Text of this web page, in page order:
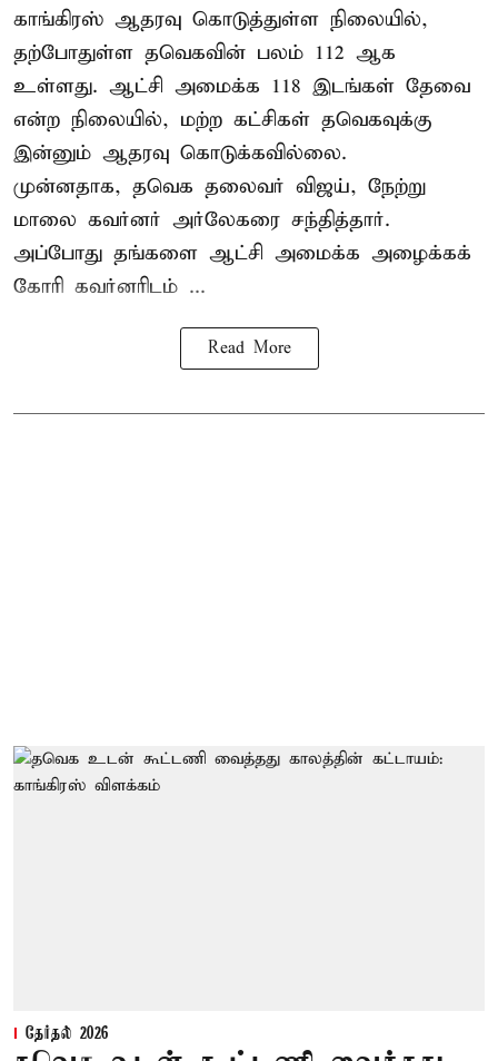
காங்கிரஸ் ஆதரவு கொடுத்துள்ள நிலையில்,
தற்போதுள்ள தவெகவின் பலம் 112 ஆக
உள்ளது. ஆட்சி அமைக்க 118 இடங்கள் தேவை
என்ற நிலையில், மற்ற கட்சிகள் தவெகவுக்கு
இன்னும் ஆதரவு கொடுக்கவில்லை.
முன்னதாக, தவெக தலைவர் விஜய், நேற்று
மாலை கவர்னர் அர்லேகரை சந்தித்தார்.
அப்போது தங்களை ஆட்சி அமைக்க அழைக்கக்
கோரி கவர்னரிடம் ...
Read More
தேர்தல் 2026